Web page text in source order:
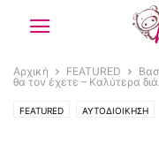
Αρχική FEATURED
θα τον έχετε – Καλύτερα
FEATURED ΑΥΤΟΔΙΟΙΚΗΣΗ